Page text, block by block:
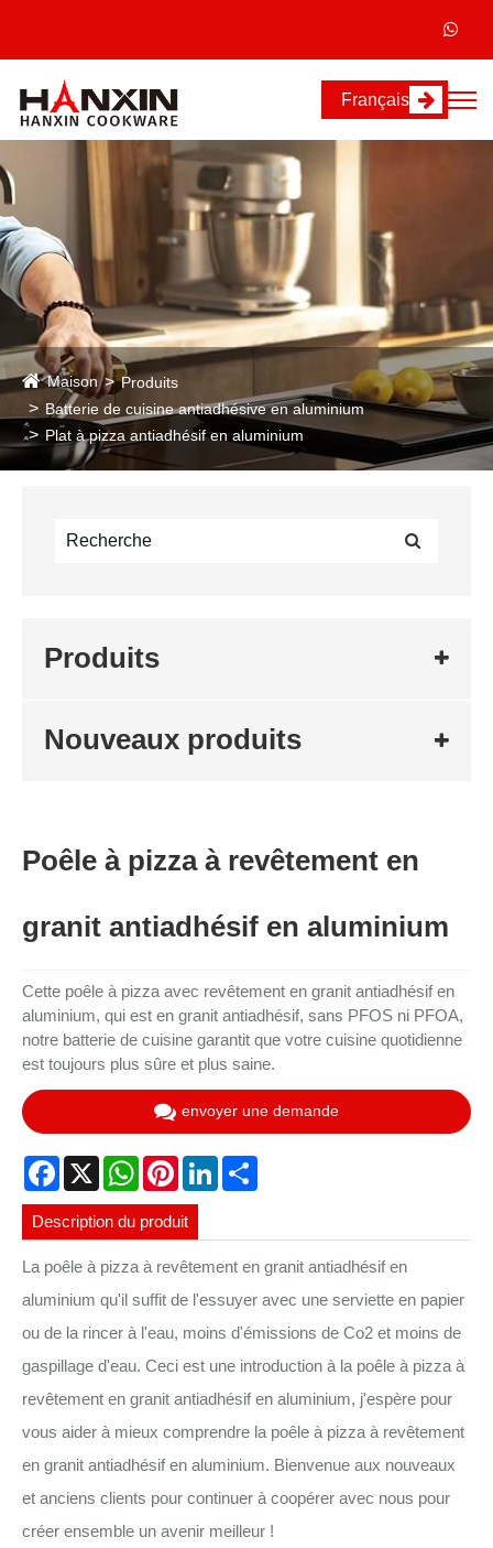
Français
Maison
Produits
Batterie de cuisine antiadhésive en aluminium
Plat à pizza antiadhésif en aluminium
Produits
Nouveaux produits
Poêle à pizza à revêtement en
granit antiadhésif en aluminium
Cette poêle à pizza avec revêtement en granit antiadhésif en
aluminium, qui est en granit antiadhésif, sans PFOS ni PFOA,
notre batterie de cuisine garantit que votre cuisine quotidienne
est toujours plus sûre et plus saine.
envoyer une demande
Facebook
X WhatsAppPinterestLinkedIn
Description du produit
La poêle à pizza à revêtement en granit antiadhésif en
aluminium qu'il suffit de l'essuyer avec une serviette en papier
ou de la rincer à l'eau, moins d'émissions de Co2 et moins de
gaspillage d'eau. Ceci est une introduction à la poêle à pizza à
revêtement en granit antiadhésif en aluminium, j'espère pour
vous aider à mieux comprendre la poêle à pizza à revêtement
en granit antiadhésif en aluminium. Bienvenue aux nouveaux
et anciens clients pour continuer à coopérer avec nous pour
créer ensemble un avenir meilleur !